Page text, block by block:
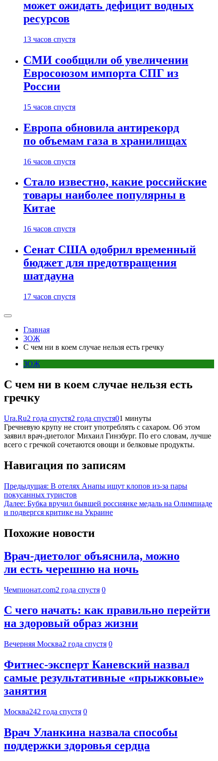
может ожидать дефицит водных
ресурсов
13 часов спустя
СМИ сообщили об увеличении
Евросоюзом импорта СПГ из
России
15 часов спустя
Европа обновила антирекорд
по объемам газа в хранилищах
16 часов спустя
Стало известно, какие российские
товары наиболее популярны в
Китае
16 часов спустя
Сенат США одобрил временный
бюджет для предотвращения
шатдауна
17 часов спустя
Главная
ЗОЖ
С чем ни в коем случае нельзя есть гречку
ЗОЖ
С чем ни в коем случае нельзя есть
гречку
Ura.Ru2 года спустя2 года спустя01 минуты
Гречневую крупу не стоит употреблять с сахаром. Об этом
заявил врач-диетолог Михаил Гинзбург. По его словам, лучше
всего с гречкой сочетаются овощи и белковые продукты.
Навигация по записям
Предыдущая: В отелях Анапы ищут клопов из-за пары
покусанных туристов
Далее: Бубка вручил бывшей россиянке медаль на Олимпиаде
и подвергся критике на Украине
Похожие новости
Врач-диетолог объяснила, можно
ли есть черешню на ночь
Чемпионат.com2 года спустя 0
С чего начать: как правильно перейти
на здоровый образ жизни
Вечерняя Москва2 года спустя 0
Фитнес-эксперт Каневский назвал
самые результативные «прыжковые»
занятия
Москва242 года спустя 0
Врач Уланкина назвала способы
поддержки здоровья сердца